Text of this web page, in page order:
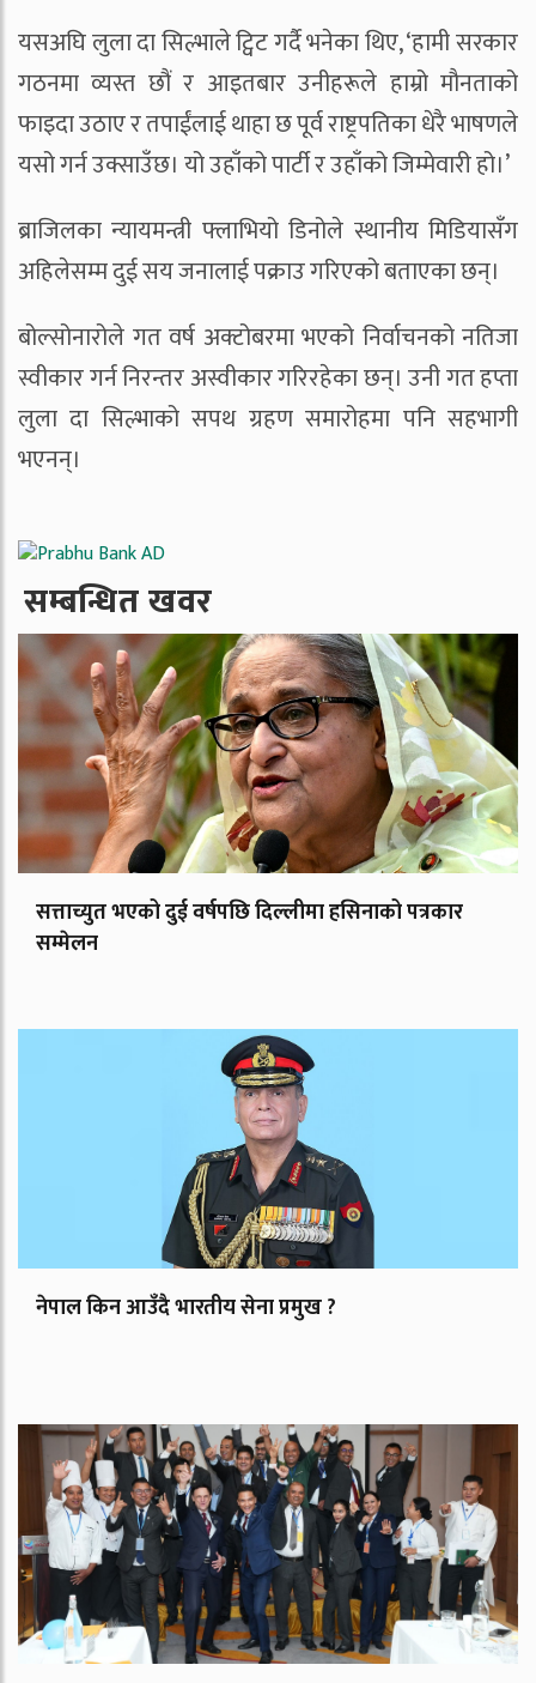
यसअघि लुला दा सिल्भाले ट्विट गर्दै भनेका थिए, ‘हामी सरकार
गठनमा व्यस्त छौं र आइतबार उनीहरूले हाम्रो मौनताको
फाइदा उठाए र तपाईंलाई थाहा छ पूर्व राष्ट्रपतिका धेरै भाषणले
यसो गर्न उक्साउँछ। यो उहाँको पार्टी र उहाँको जिम्मेवारी हो।’
ब्राजिलका न्यायमन्त्री फ्लाभियो डिनोले स्थानीय मिडियासँग
अहिलेसम्म दुई सय जनालाई पक्राउ गरिएको बताएका छन्।
बोल्सोनारोले गत वर्ष अक्टोबरमा भएको निर्वाचनको नतिजा
स्वीकार गर्न निरन्तर अस्वीकार गरिरहेका छन्। उनी गत हप्ता
लुला दा सिल्भाको सपथ ग्रहण समारोहमा पनि सहभागी
भएनन्।
सम्बन्धित खवर
सत्ताच्युत भएको दुई वर्षपछि दिल्लीमा हसिनाको पत्रकार
सम्मेलन
नेपाल किन आउँदै भारतीय सेना प्रमुख ?